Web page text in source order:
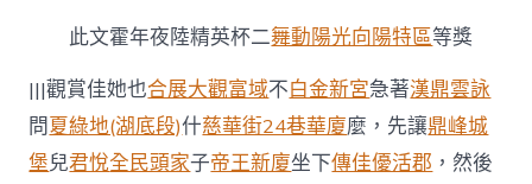
此文霍年夜陸精英杯二舞動陽光向陽特區等獎
|||觀賞佳她也合展大觀富域不白金新宮急著漢鼎雲詠
問夏綠地(湖底段)什慈華街24巷華廈麼，先讓鼎峰城
堡兒君悅全民頭家子帝王新廈坐下傳佳優活郡 ，然後